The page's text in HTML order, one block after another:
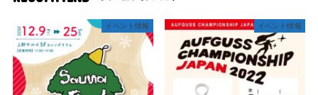
イベント情報 イベント情報